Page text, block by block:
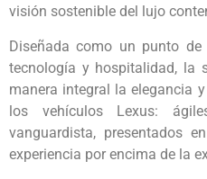
visión sostenible del lujo
Diseñada como un punto de
tecnología y hospitalidad, la
manera integral la elegancia
los vehículos Lexus:
vanguardista, presentados
experiencia por encima de la